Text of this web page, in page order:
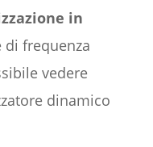
in
di frequenza
vedere
dinamico